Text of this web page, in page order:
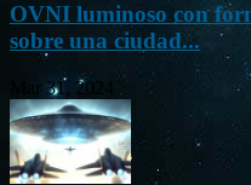
OVNI luminoso con
sobre una ciudad...
Mar 31, 2024